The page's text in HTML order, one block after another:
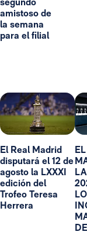
amistoso de
la semana
para el filial
El Real Madrid
disputará el 12 de
agosto la LXXXI
edición del
Trofeo Teresa
Herrera